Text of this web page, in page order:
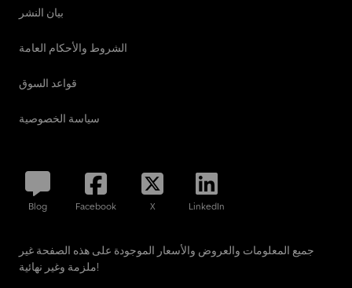
بيان النشر
الشروط والأحكام العامة
قواعد السوق
سياسة الخصوصية
Blog Facebook X LinkedIn
جميع المعلومات والعروض والأسعار الموجودة على هذه الصفحة غير
ملزمة وغير نهائية!